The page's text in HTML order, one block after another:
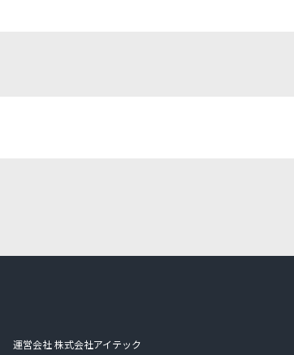
運営会社 株式会社アイテック